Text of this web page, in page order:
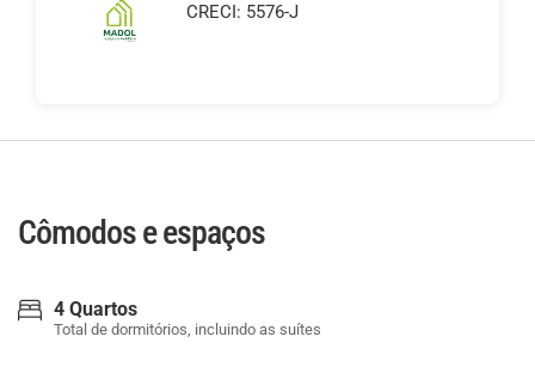
CRECI: 5576-J
Cômodos e espaços
4 Quartos
Total de dormitórios, incluindo as suítes